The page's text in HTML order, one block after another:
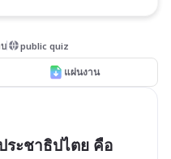
public quiz
แผ่นงาน
ระชาธิปไตย คือ